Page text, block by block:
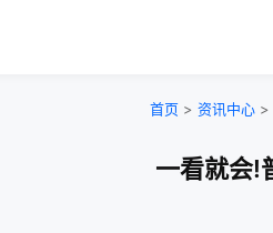
首页 > 资讯中心 >
一看就会!